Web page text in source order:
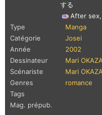
する
After
Type
Manga
Catégorie
Josei
Année
2002
Dessinateur
Mari
Scénariste
Mari
Genres
romance
Tags
Mag. prépub.